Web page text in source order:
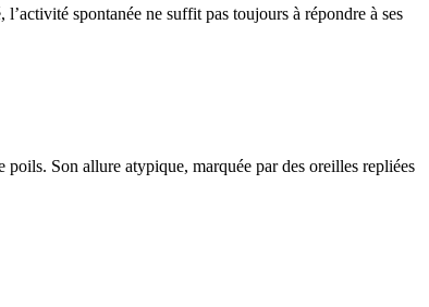
spontanée ne suffit pas toujours à répondre à ses
Son allure atypique, marquée par des oreilles repliées